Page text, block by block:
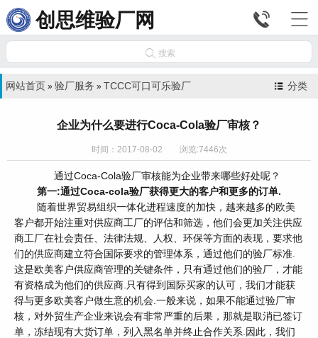
创思维验厂网 

 搜索
分类
网站首页 » 验厂服务 » TCCC可口可乐验厂
企业为什么要进行Coca-Cola验厂审核？
时间：2017-08-02 浏览:7446次
通过Coca-Cola验厂审核能为企业带来哪些好处呢？
第一:通过Coca-cola验厂获得更大的客户和更多的订单.
随着世界贸易组织一体化进程速度的加快，越来越多的欧美
客户都开始注重对供应商工厂的评估和筛选，他们会更加关注供应
商工厂在社会责任、法律法规、人权、环保等方面的表现，要求他
们的供应商建立符合国际要求的管理体系，通过他们的验厂标准.
这是欧美客户供应商管理的关键条件，只有通过他们的验厂，才能
有资格成为他们的供应商.只有得到国际买家的认可，我们才能获
得与更多欧美客户做生意的机会.一般来说，如果不能通过验厂审
核，对外贸生产企业来说会有非常严重的后果，那就是取消已签订
单，冻结现有大货订单，列入黑名单并终止合作关系.因此，我们